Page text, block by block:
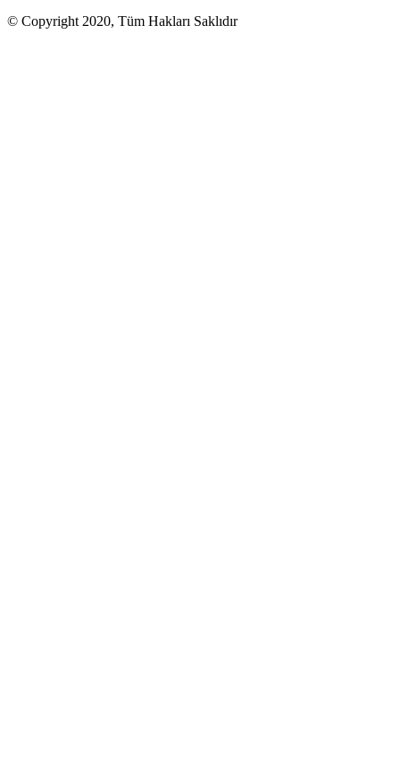
© Copyright 2020, Tüm Hakları Saklıdır